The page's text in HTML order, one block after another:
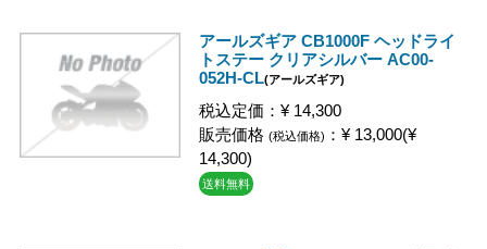
アールズギア CB1000F ヘッドライ
トステー クリアシルバー AC00-
052H-CL(アールズギア)
税込定価：¥ 14,300
販売価格 (税込価格) ：¥ 13,000(¥
14,300)
送料無料